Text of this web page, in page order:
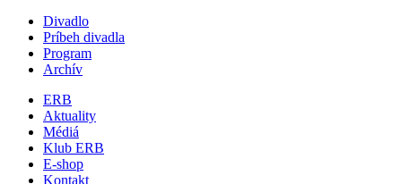
Divadlo
Príbeh divadla
Program
Archív
ERB
Aktuality
Médiá
Klub ERB
E-shop
Kontakt